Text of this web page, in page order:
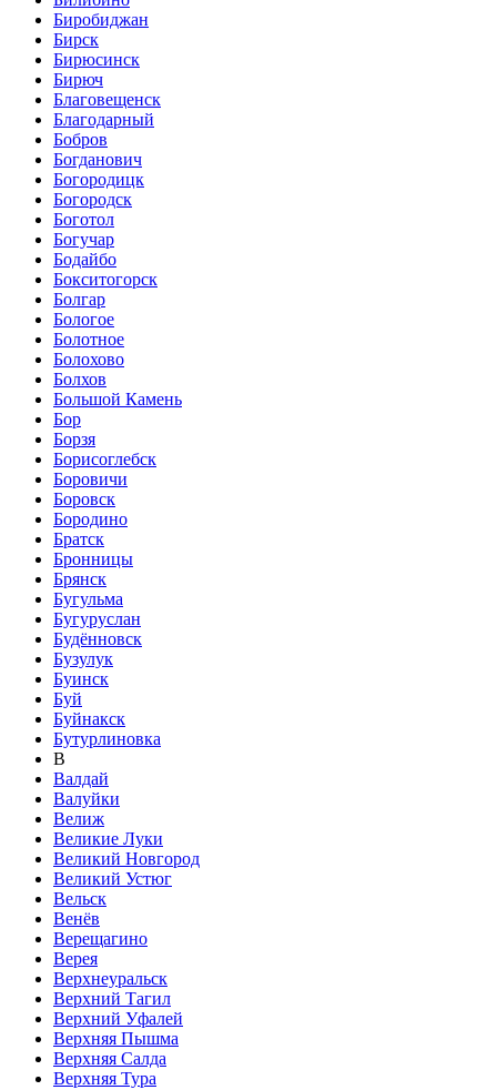
Биробиджан
Бирск
Бирюсинск
Бирюч
Благовещенск
Благодарный
Бобров
Богданович
Богородицк
Богородск
Боготол
Богучар
Бодайбо
Бокситогорск
Болгар
Бологое
Болотное
Болохово
Болхов
Большой Камень
Бор
Борзя
Борисоглебск
Боровичи
Боровск
Бородино
Братск
Бронницы
Брянск
Бугульма
Бугуруслан
Будённовск
Бузулук
Буинск
Буй
Буйнакск
Бутурлиновка
В
Валдай
Валуйки
Велиж
Великие Луки
Великий Новгород
Великий Устюг
Вельск
Венёв
Верещагино
Верея
Верхнеуральск
Верхний Тагил
Верхний Уфалей
Верхняя Пышма
Верхняя Салда
Верхняя Тура